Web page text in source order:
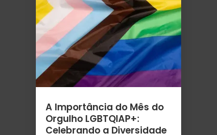
A Importância do Mês do
Orgulho LGBTQIAP+:
Celebrando a Diversidade